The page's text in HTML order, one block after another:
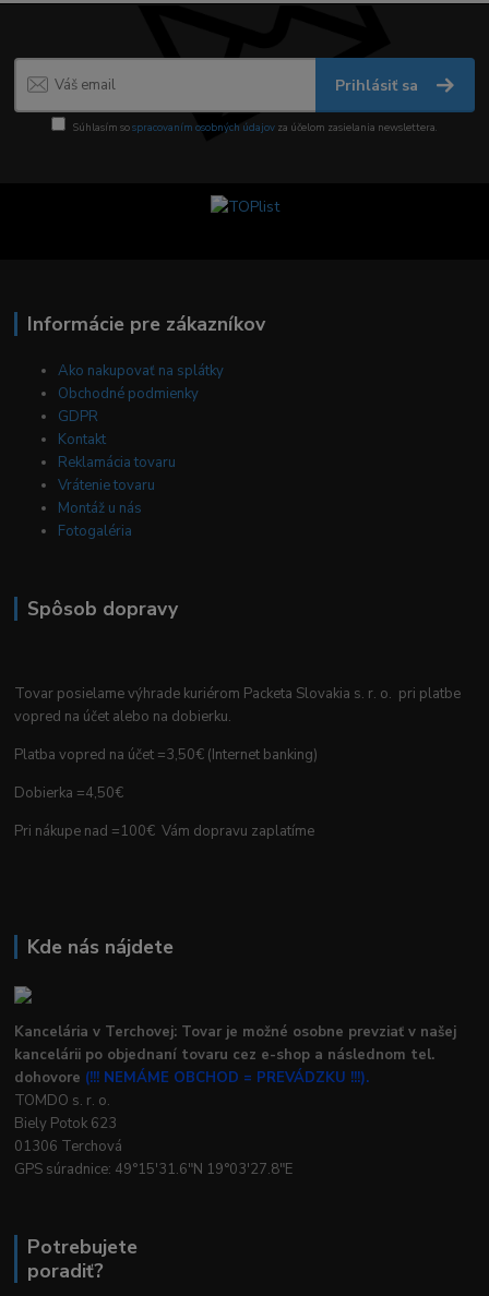
Prihlásiť sa
Súhlasím sospracovaním osobných údajov za účelom zasielania newslettera.
Informácie pre zákazníkov
Ako nakupovať na splátky
Obchodné podmienky
GDPR
Kontakt
Reklamácia tovaru
Vrátenie tovaru
Montáž u nás
Fotogaléria
Spôsob dopravy
Tovar posielame výhrade kuriérom Packeta Slovakia s. r. o. pri platbe
vopred na účet alebo na dobierku.
Platba vopred na účet =3,50€ (Internet banking)
Dobierka =4,50€
Pri nákupe nad =100€ Vám dopravu zaplatíme
Kde nás nájdete
Kancelária v Terchovej: Tovar je možné osobne prevziať v našej
kancelárii po objednaní tovaru cez e-shop a následnom tel.
dohovore (!!! NEMÁME OBCHOD = PREVÁDZKU !!!).
TOMDO s. r. o.
Biely Potok 623
01306 Terchová
GPS súradnice: 49°15'31.6"N 19°03'27.8"E
Potrebujete
poradiť?